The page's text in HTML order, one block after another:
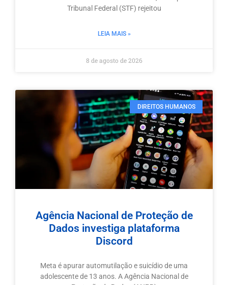
Tribunal Federal (STF) rejeitou
LEIA MAIS »
8 de agosto de 2026
DIREITOS HUMANOS
Agência Nacional de Proteção de
Dados investiga plataforma
Discord
Meta é apurar automutilação e suicídio de uma
adolescente de 13 anos. A Agência Nacional de